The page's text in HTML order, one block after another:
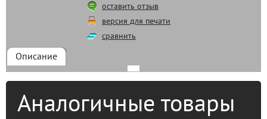
оставить отзыв
версия для печати
сравнить
Описание
Аналогичные товары